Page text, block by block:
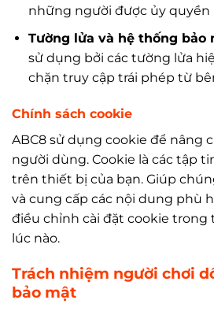
những người được ủy quyền
Tường lửa và hệ thống bảo
sử dụng bởi các tường lửa
chặn truy cập trái phép từ
Chính sách cookie
ABC8 sử dụng cookie để nâng
người dùng. Cookie là các tập
trên thiết bị của bạn. Giúp
và cung cấp các nội dung phù
điều chỉnh cài đặt cookie
lúc nào.
Trách nhiệm người chơi
bảo mật